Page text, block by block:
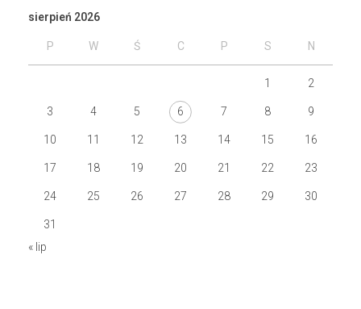
sierpień 2026
P W Ś C P S N
1 2
3 4 5 6 7 8 9
10 11 12 13 14 15 16
17 18 19 20 21 22 23
24 25 26 27 28 29 30
31
« lip